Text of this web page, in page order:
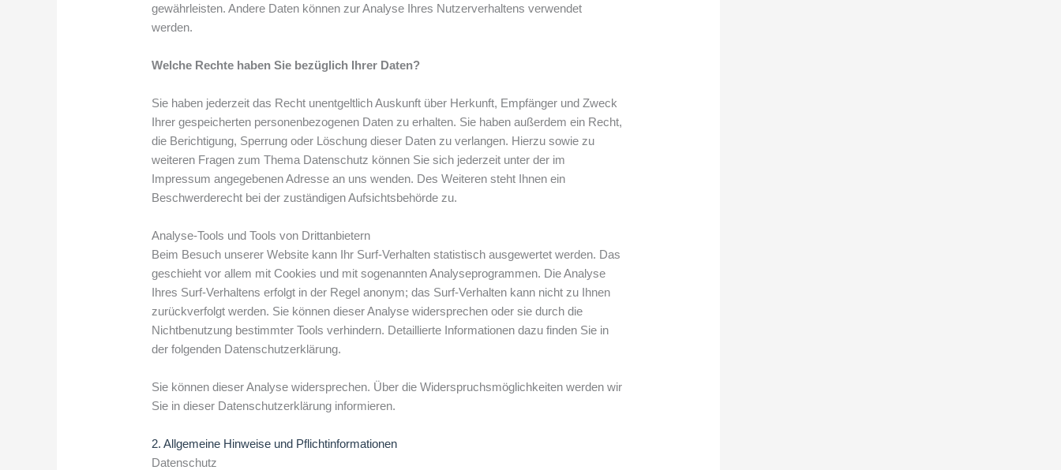
gewährleisten. Andere Daten können zur Analyse Ihres Nutzerverhaltens verwendet
werden.
Welche Rechte haben Sie bezüglich Ihrer Daten?
Sie haben jederzeit das Recht unentgeltlich Auskunft über Herkunft, Empfänger und Zweck
Ihrer gespeicherten personenbezogenen Daten zu erhalten. Sie haben außerdem ein Recht,
die Berichtigung, Sperrung oder Löschung dieser Daten zu verlangen. Hierzu sowie zu
weiteren Fragen zum Thema Datenschutz können Sie sich jederzeit unter der im
Impressum angegebenen Adresse an uns wenden. Des Weiteren steht Ihnen ein
Beschwerderecht bei der zuständigen Aufsichtsbehörde zu.
Analyse-Tools und Tools von Drittanbietern
Beim Besuch unserer Website kann Ihr Surf-Verhalten statistisch ausgewertet werden. Das
geschieht vor allem mit Cookies und mit sogenannten Analyseprogrammen. Die Analyse
Ihres Surf-Verhaltens erfolgt in der Regel anonym; das Surf-Verhalten kann nicht zu Ihnen
zurückverfolgt werden. Sie können dieser Analyse widersprechen oder sie durch die
Nichtbenutzung bestimmter Tools verhindern. Detaillierte Informationen dazu finden Sie in
der folgenden Datenschutzerklärung.
Sie können dieser Analyse widersprechen. Über die Widerspruchsmöglichkeiten werden wir
Sie in dieser Datenschutzerklärung informieren.
2. Allgemeine Hinweise und Pflichtinformationen
Datenschutz